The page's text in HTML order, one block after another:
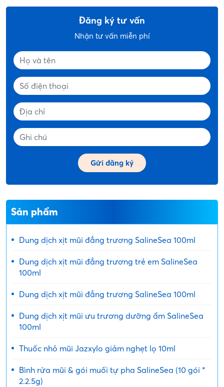
Đăng ký tư vấn
Nhận tư vấn miễn phí
Sản phẩm
Dung dịch xịt mũi đẳng trương SalineSea 100ml
Dung dịch xịt mũi đẳng trương trẻ em SalineSea
100ml
Dung dịch xịt mũi đẳng trương SalineSea 100ml
Dung dịch xịt mũi ưu trương dưỡng ẩm SalineSea
100ml
Thuốc nhỏ mũi Jazxylo giảm nghẹt lọ 10ml
Bình rửa mũi & gói muối tự pha SalineSea (10 gói *
2.2.5g)